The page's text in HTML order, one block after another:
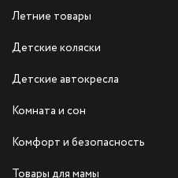
Летние товары
Детские коляски
Детские автокресла
Комната и сон
Комфорт и безопасность
Товары для мамы